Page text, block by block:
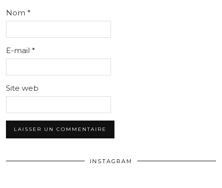
Nom *
E-mail *
Site web
INSTAGRAM